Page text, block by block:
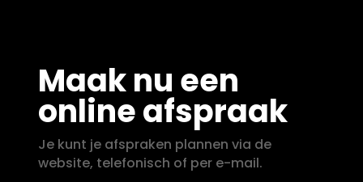
Maak nu een
online afspraak
Je kunt je afspraken plannen via de
website, telefonisch of per e-mail.